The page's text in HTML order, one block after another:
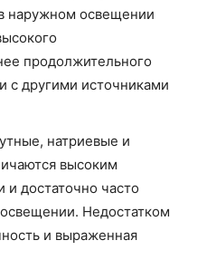
наружном освещении
продолжительного
с другими источниками
натриевые и
высоким
и достаточно часто
Недостатком
и выраженная